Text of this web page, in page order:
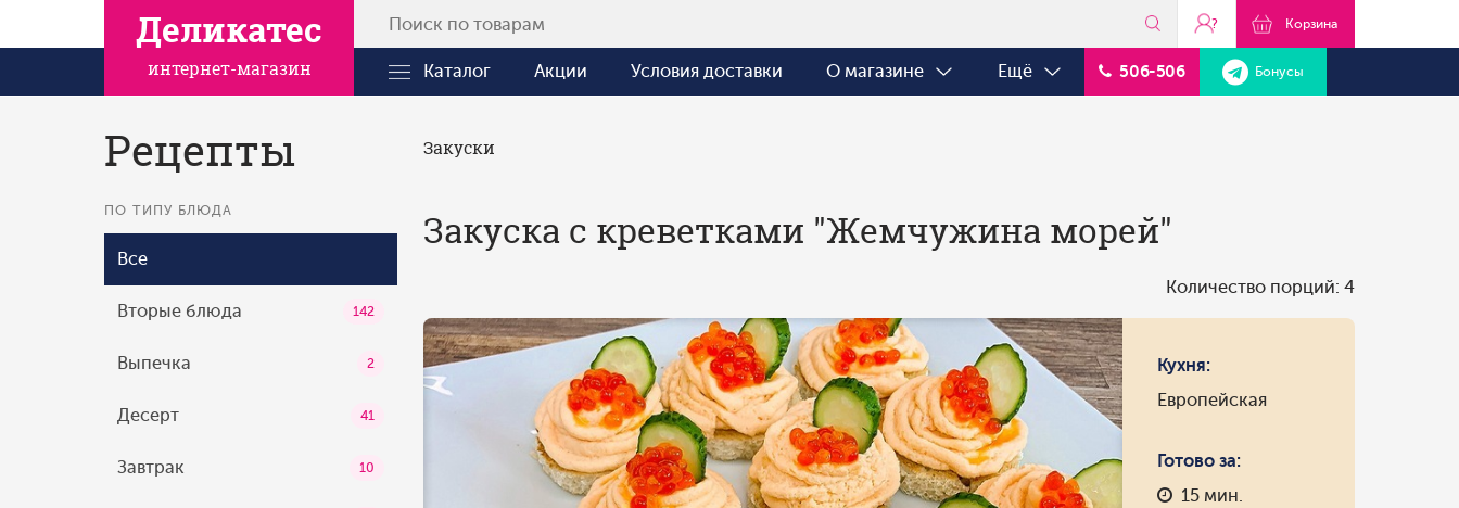
Деликатес
интернет-магазин
? Корзина
Каталог Акции Условия доставки О магазине Ещё 506-506 Бонусы
Рецепты
ПО ТИПУ БЛЮДА
Все
Вторые блюда 142
Выпечка 2
Десерт 41
Завтрак 10
Закуски
Закуска с креветками "Жемчужина морей"
Количество порций: 4
Кухня:
Европейская
Готово за:
15 мин.